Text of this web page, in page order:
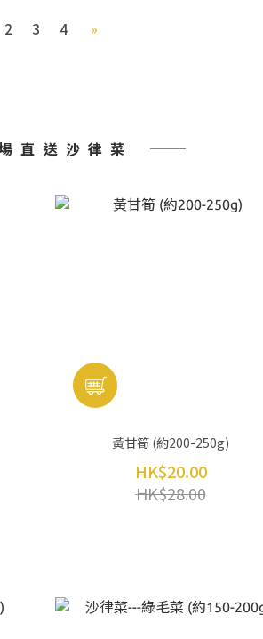
2 3 4 »
直送沙律菜
黃甘筍 (約200-250g)
HK$20.00
HK$28.00